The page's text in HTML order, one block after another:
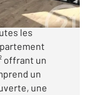
recherché
les
offrant un
un
une